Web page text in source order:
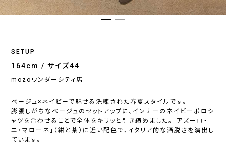
SETUP
164cm / サイズ44
mozoワンダーシティ店
ベージュ×ネイビーで魅せる洗練された春夏スタイルです。
膨張しがちなベージュのセットアップに、インナーのネイビーポロシ
ャツを合わせることで全体をキリッと引き締めました。「アズーロ・
エ・マローネ」（紺と茶）に近い配色で、イタリア的な洒脱さを演出し
ています。